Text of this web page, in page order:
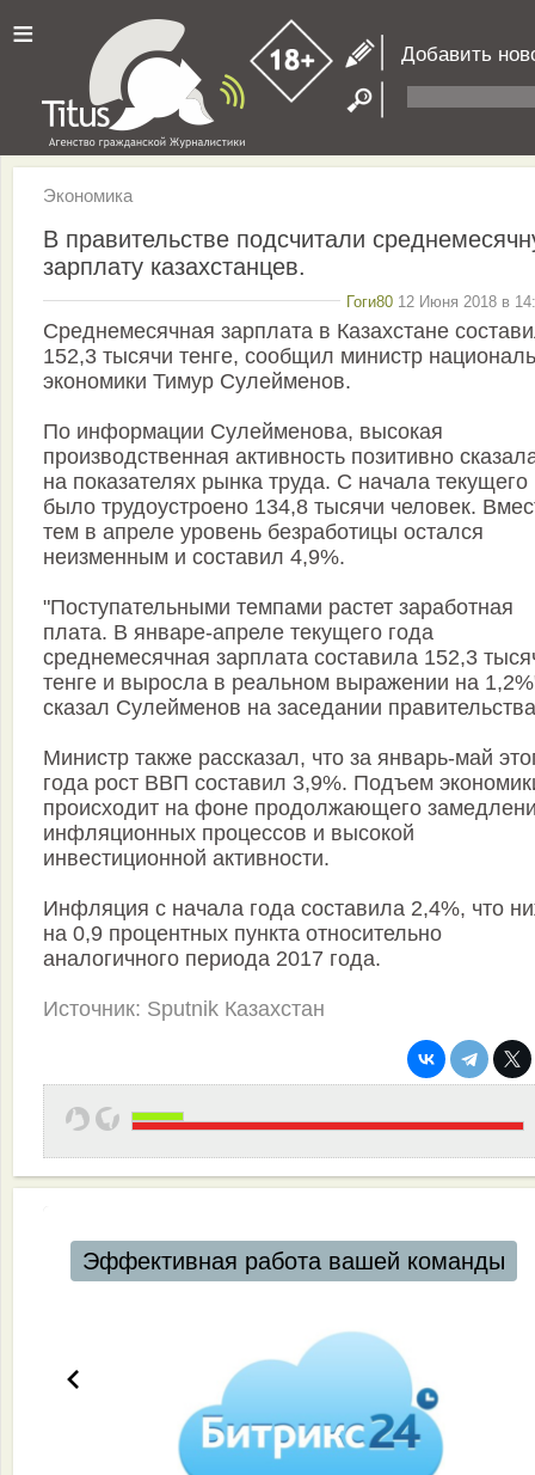
≡ Добавить
Экономика
В правительстве подсчитали
зарплату казахстанцев.
Гоги80 12 Июня 2018 в
Среднемесячная зарплата в Казахстане
152,3 тысячи тенге, сообщил министр
экономики Тимур Сулейменов.
По информации Сулейменова, высокая
производственная активность позитивно
на показателях рынка труда. С начала текущего
было трудоустроено 134,8 тысячи человек.
тем в апреле уровень безработицы остался
неизменным и составил 4,9%.
"Поступательными темпами растет заработная
плата. В январе-апреле текущего года
среднемесячная зарплата составила 152,3
тенге и выросла в реальном выражении на
сказал Сулейменов на заседании
Министр также рассказал, что за январь-май
года рост ВВП составил 3,9%. Подъем
происходит на фоне продолжающего
инфляционных процессов и высокой
инвестиционной активности.
Инфляция с начала года составила 2,4%, что
на 0,9 процентных пункта относительно
аналогичного периода 2017 года.
Источник: Sputnik Казахстан
Эффективная работа вашей команды